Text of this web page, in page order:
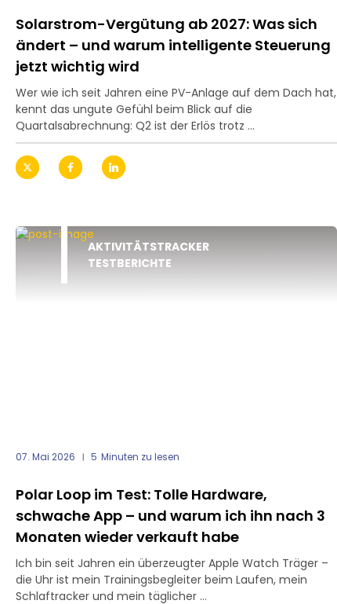
Solarstrom-Vergütung ab 2027: Was sich
ändert – und warum intelligente Steuerung
jetzt wichtig wird
Wer wie ich seit Jahren eine PV-Anlage auf dem Dach hat,
kennt das ungute Gefühl beim Blick auf die
Quartalsabrechnung: Q2 ist der Erlös trotz ...
AKTIVITÄTSTRACKER
TESTBERICHTE
07. Mai 2026 5 Minuten zu lesen
Polar Loop im Test: Tolle Hardware,
schwache App – und warum ich ihn nach 3
Monaten wieder verkauft habe
Ich bin seit Jahren ein überzeugter Apple Watch Träger –
die Uhr ist mein Trainingsbegleiter beim Laufen, mein
Schlaftracker und mein täglicher ...